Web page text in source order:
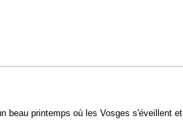
beau printemps où les Vosges s'éveillent et